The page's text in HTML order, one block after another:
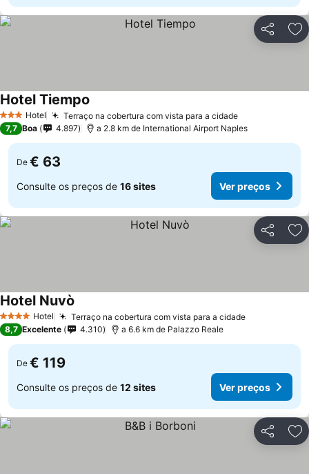
Partilhar
3 EstrelasHotel Terraço na cobertura com vista para a cidadeVer preços
Hotel Tiempo
7,7 Boa 4.897 a 2.8 km de International Airport Naples
De € 63
Consulte os preços de 16 sites Ver preços
Partilhar
4 EstrelasHotel Terraço na cobertura com vista para a cidadeVer preços
Hotel Nuvò
8,7 Excelente 4.310 a 6.6 km de Palazzo Reale
De € 119
Consulte os preços de 12 sites Ver preços
Partilhar